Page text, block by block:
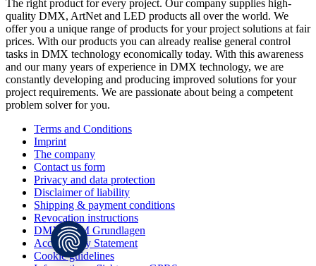
The right product for every project. Our company supplies high-
quality DMX, ArtNet and LED products all over the world. We
offer you a unique range of products for your project solutions at fair
prices. With our products you can already realise general control
tasks in DMX technology economically today. With this awareness
and our many years of experience in DMX technology, we are
constantly developing and producing improved solutions for your
project requirements. We are passionate about being a competent
problem solver for you.
Terms and Conditions
Imprint
The company
Contact us form
Privacy and data protection
Disclaimer of liability
Shipping & payment conditions
Revocation instructions
DMX RDM Grundlagen
Accessibility Statement
Cookie guidelines